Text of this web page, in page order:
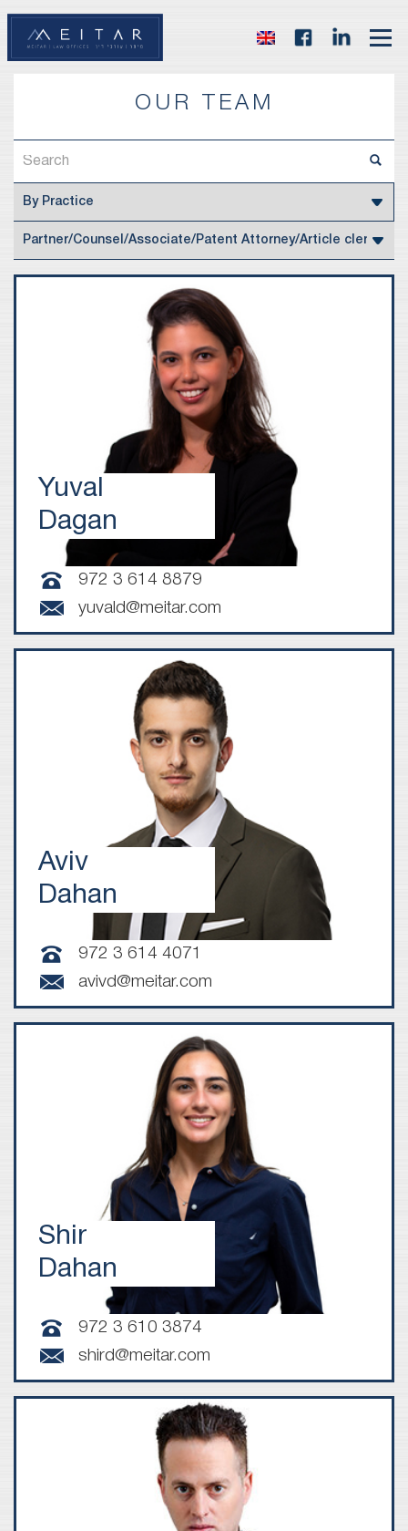
OUR TEAM
Yuval
Dagan
972 3 614 8879
yuvald@meitar.com
Aviv
Dahan
972 3 614 4071
avivd@meitar.com
Shir
Dahan
972 3 610 3874
shird@meitar.com